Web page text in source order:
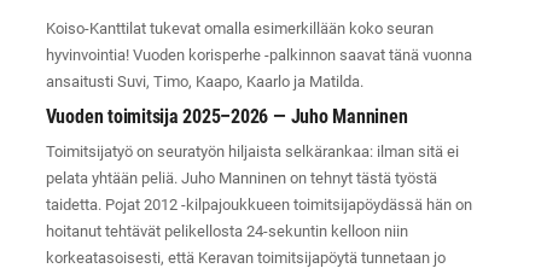
Koiso-Kanttilat tukevat omalla esimerkillään koko seuran
hyvinvointia! Vuoden korisperhe -palkinnon saavat tänä vuonna
ansaitusti Suvi, Timo, Kaapo, Kaarlo ja Matilda.
Vuoden toimitsija 2025–2026 — Juho Manninen
Toimitsijatyö on seuratyön hiljaista selkärankaa: ilman sitä ei
pelata yhtään peliä. Juho Manninen on tehnyt tästä työstä
taidetta. Pojat 2012 -kilpajoukkueen toimitsijapöydässä hän on
hoitanut tehtävät pelikellosta 24-sekuntin kelloon niin
korkeatasoisesti, että Keravan toimitsijapöytä tunnetaan jo